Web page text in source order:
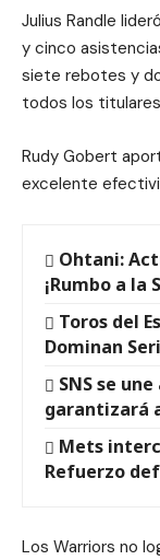
Julius Randle
y cinco
siete rebotes y
todos los
Rudy Gobert
excelente
Ohtani:
¡Rumbo a la
Toros del
Dominan
SNS se
garantizará
Mets
Refuerzo
Los Warriors no